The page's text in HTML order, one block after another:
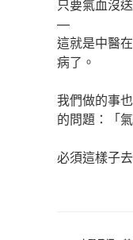
只要氣血沒
—
這就是中醫
病了。
我們做的事
的問題：「
必須這樣子